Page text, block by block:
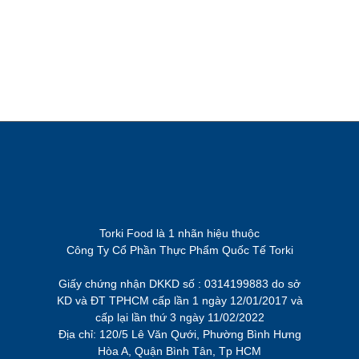
Torki Food là 1 nhãn hiệu thuộc
Công Ty Cổ Phần Thực Phẩm Quốc Tế Torki
Giấy chứng nhận DKKD số : 0314199883 do sở
KD và ĐT TPHCM cấp lần 1 ngày 12/01/2017 và
cấp lại lần thứ 3 ngày 11/02/2022
Địa chỉ: 120/5 Lê Văn Qưới, Phường Bình Hưng
Hòa A, Quận Bình Tân, Tp HCM